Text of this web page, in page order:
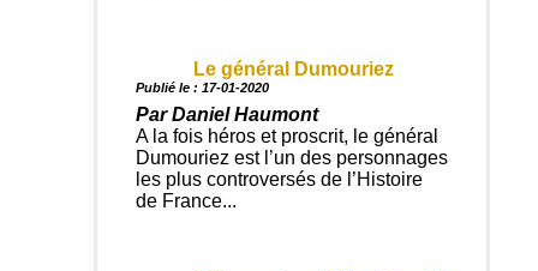
Le général Dumouriez
Publié le : 17-01-2020
Par Daniel Haumont
A la fois héros et proscrit, le général
Dumouriez est l’un des personnages
les plus controversés de l’Histoire
de France...